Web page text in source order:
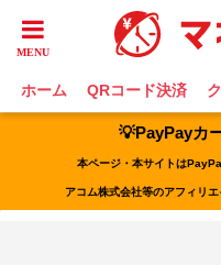
ホーム QRコード決済
💡PayPayカ
本ページ・本サイトは
アコム株式会社等のアフィリ